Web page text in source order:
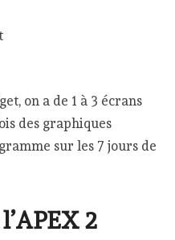
on a de 1 à 3 écrans
des graphiques
sur les 7 jours de
2